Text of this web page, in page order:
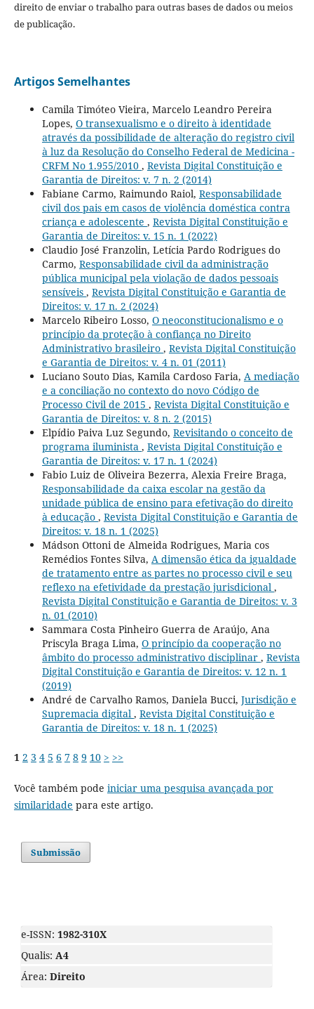
direito de enviar o trabalho para outras bases de dados ou meios
de publicação.
Artigos Semelhantes
Camila Timóteo Vieira, Marcelo Leandro Pereira
Lopes, O transexualismo e o direito à identidade
através da possibilidade de alteração do registro civil
à luz da Resolução do Conselho Federal de Medicina -
CRFM No 1.955/2010 , Revista Digital Constituição e
Garantia de Direitos: v. 7 n. 2 (2014)
Fabiane Carmo, Raimundo Raiol, Responsabilidade
civil dos pais em casos de violência doméstica contra
criança e adolescente , Revista Digital Constituição e
Garantia de Direitos: v. 15 n. 1 (2022)
Claudio José Franzolin, Letícia Pardo Rodrigues do
Carmo, Responsabilidade civil da administração
pública municipal pela violação de dados pessoais
sensíveis , Revista Digital Constituição e Garantia de
Direitos: v. 17 n. 2 (2024)
Marcelo Ribeiro Losso, O neoconstitucionalismo e o
princípio da proteção à confiança no Direito
Administrativo brasileiro , Revista Digital Constituição
e Garantia de Direitos: v. 4 n. 01 (2011)
Luciano Souto Dias, Kamila Cardoso Faria, A mediação
e a conciliação no contexto do novo Código de
Processo Civil de 2015 , Revista Digital Constituição e
Garantia de Direitos: v. 8 n. 2 (2015)
Elpídio Paiva Luz Segundo, Revisitando o conceito de
programa iluminista , Revista Digital Constituição e
Garantia de Direitos: v. 17 n. 1 (2024)
Fabio Luiz de Oliveira Bezerra, Alexia Freire Braga,
Responsabilidade da caixa escolar na gestão da
unidade pública de ensino para efetivação do direito
à educação , Revista Digital Constituição e Garantia de
Direitos: v. 18 n. 1 (2025)
Mádson Ottoni de Almeida Rodrigues, Maria cos
Remédios Fontes Silva, A dimensão ética da igualdade
de tratamento entre as partes no processo civil e seu
reflexo na efetividade da prestação jurisdicional ,
Revista Digital Constituição e Garantia de Direitos: v. 3
n. 01 (2010)
Sammara Costa Pinheiro Guerra de Araújo, Ana
Priscyla Braga Lima, O princípio da cooperação no
âmbito do processo administrativo disciplinar , Revista
Digital Constituição e Garantia de Direitos: v. 12 n. 1
(2019)
André de Carvalho Ramos, Daniela Bucci, Jurisdição e
Supremacia digital , Revista Digital Constituição e
Garantia de Direitos: v. 18 n. 1 (2025)
1 2 3 4 5 6 7 8 9 10 > >>
Você também pode iniciar uma pesquisa avançada por
similaridade para este artigo.
Submissão
e-ISSN: 1982-310X
Qualis: A4
Área: Direito